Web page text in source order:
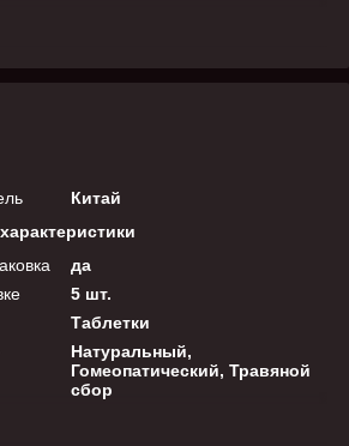
Китай
да
5 шт.
Таблетки
Натуральный,
Гомеопатический, Травяной
сбор